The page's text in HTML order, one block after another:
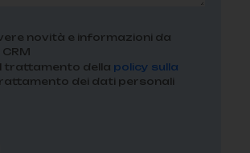
novità e informazioni da
trattamento della policy sulla
dei dati personali